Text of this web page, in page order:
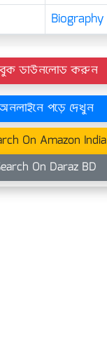
Biography
ডাউনলোড করুন
পড়ে দেখুন
On Amazon India
On Daraz BD